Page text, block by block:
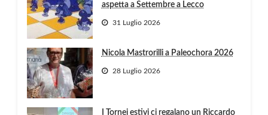
aspetta a Settembre a Lecco
31 Luglio 2026
Nicola Mastrorilli a Paleochora 2026
28 Luglio 2026
I Tornei estivi ci regalano un Riccardo